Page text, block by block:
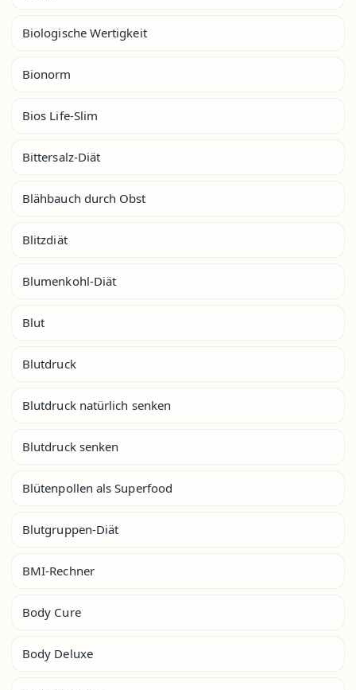
Biologische Wertigkeit
Bionorm
Bios Life-Slim
Bittersalz-Diät
Blähbauch durch Obst
Blitzdiät
Blumenkohl-Diät
Blut
Blutdruck
Blutdruck natürlich senken
Blutdruck senken
Blütenpollen als Superfood
Blutgruppen-Diät
BMI-Rechner
Body Cure
Body Deluxe